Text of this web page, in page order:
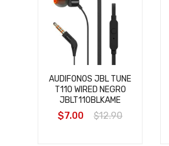
AUDIFONOS JBL TUNE
T110 WIRED NEGRO
JBLT110BLKAME
$7.00 $12.90